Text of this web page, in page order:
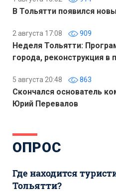
В Тольятти появился
2 августа 17:08 909
Неделя Тольятти:
города, реконструкция в
5 августа 20:48 863
Скончался основатель
Юрий Перевалов
ОПРОС
Где находится
Тольятти?